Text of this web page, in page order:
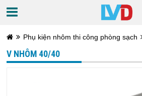
Phụ kiện nhôm thi công phòng sạch
V NHÔM 40/40